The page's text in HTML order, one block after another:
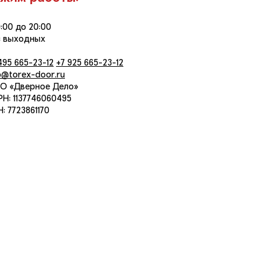
до 20:00
выходных
665-23-12 +7 925 665-23-12
door.ru
«Дверное Дело»
1137746060495
7723861170